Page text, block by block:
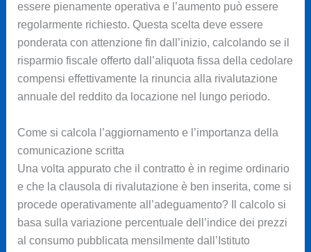
essere pienamente operativa e l’aumento può essere
regolarmente richiesto. Questa scelta deve essere
ponderata con attenzione fin dall’inizio, calcolando se il
risparmio fiscale offerto dall’aliquota fissa della cedolare
compensi effettivamente la rinuncia alla rivalutazione
annuale del reddito da locazione nel lungo periodo.
Come si calcola l’aggiornamento e l’importanza della
comunicazione scritta
Una volta appurato che il contratto è in regime ordinario
e che la clausola di rivalutazione è ben inserita, come si
procede operativamente all’adeguamento? Il calcolo si
basa sulla variazione percentuale dell’indice dei prezzi
al consumo pubblicata mensilmente dall’Istituto